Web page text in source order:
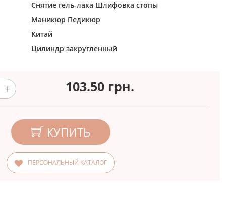
Снятие гель-лака Шлифовка стопы
Маникюр Педикюр
Китай
Цилиндр закругленный
103.50 грн.
КУПИТЬ
ПЕРСОНАЛЬНЫЙ КАТАЛОГ